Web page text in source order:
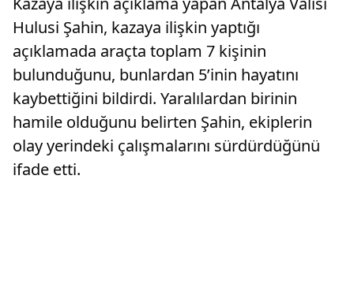
Hulusi Şahin, kazaya ilişkin yaptığı
açıklamada araçta toplam 7 kişinin
bulunduğunu, bunlardan 5’inin hayatını
kaybettiğini bildirdi. Yaralılardan birinin
hamile olduğunu belirten Şahin, ekiplerin
olay yerindeki çalışmalarını sürdürdüğünü
ifade etti.